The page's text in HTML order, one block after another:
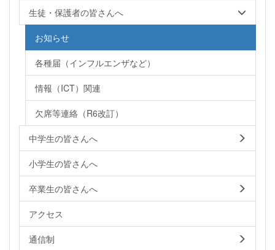
生徒・保護者の皆さんへ
お知らせ
各種届（インフルエンザなど）
情報（ICT）関連
欠席等連絡（R6改訂）
中学生の皆さんへ
小学生の皆さんへ
卒業生の皆さんへ
アクセス
通信制